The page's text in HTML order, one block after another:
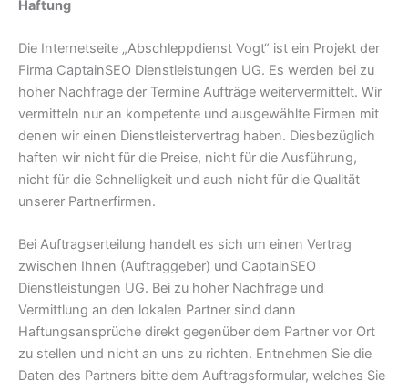
Haftung
Die Internetseite „Abschleppdienst Vogt“ ist ein Projekt der
Firma CaptainSEO Dienstleistungen UG. Es werden bei zu
hoher Nachfrage der Termine Aufträge weitervermittelt. Wir
vermitteln nur an kompetente und ausgewählte Firmen mit
denen wir einen Dienstleistervertrag haben. Diesbezüglich
haften wir nicht für die Preise, nicht für die Ausführung,
nicht für die Schnelligkeit und auch nicht für die Qualität
unserer Partnerfirmen.
Bei Auftragserteilung handelt es sich um einen Vertrag
zwischen Ihnen (Auftraggeber) und CaptainSEO
Dienstleistungen UG. Bei zu hoher Nachfrage und
Vermittlung an den lokalen Partner sind dann
Haftungsansprüche direkt gegenüber dem Partner vor Ort
zu stellen und nicht an uns zu richten. Entnehmen Sie die
Daten des Partners bitte dem Auftragsformular, welches Sie